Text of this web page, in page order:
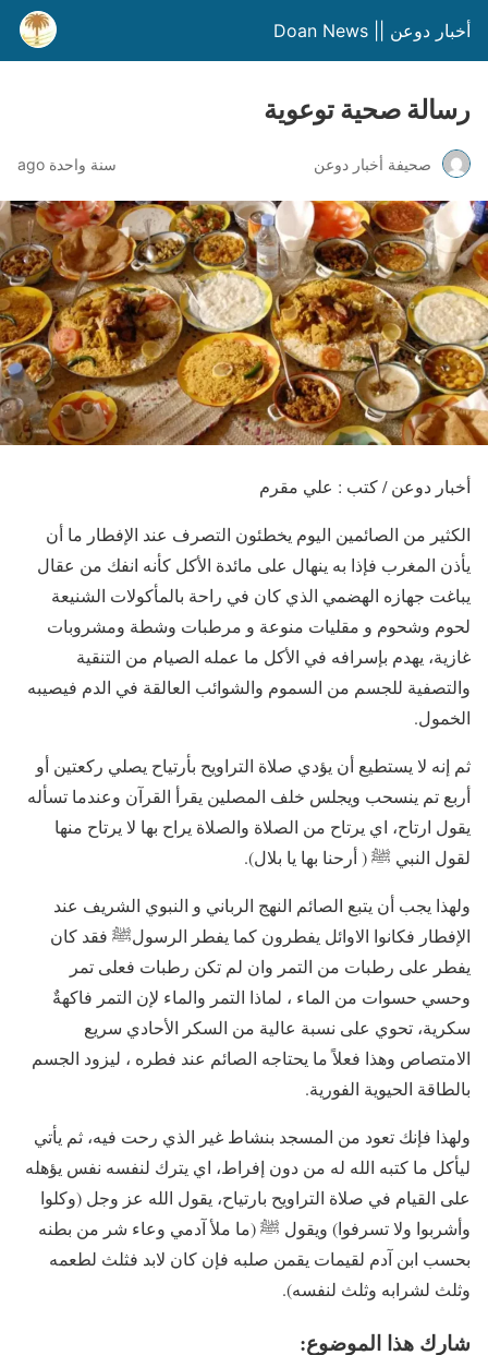
أخبار دوعن || Doan News
رسالة صحية توعوية
صحيفة أخبار دوعن سنة واحدة ago
أخبار دوعن / كتب : علي مقرم
الكثير من الصائمين اليوم يخطئون التصرف عند الإفطار ما أن
يأذن المغرب فإذا به ينهال على مائدة الأكل كأنه انفك من عقال
يباغت جهازه الهضمي الذي كان في راحة بالمأكولات الشنيعة
لحوم وشحوم و مقليات منوعة و مرطبات وشطة ومشروبات
غازية، يهدم بإسرافه في الأكل ما عمله الصيام من التنقية
والتصفية للجسم من السموم والشوائب العالقة في الدم فيصيبه
الخمول.
ثم إنه لا يستطيع أن يؤدي صلاة التراويح بأرتياح يصلي ركعتين أو
أربع تم ينسحب ويجلس خلف المصلين يقرأ القرآن وعندما تسأله
يقول ارتاح، اي يرتاح من الصلاة والصلاة يراح بها لا يرتاح منها
لقول النبي ﷺ ( أرحنا بها يا بلال).
ولهذا يجب أن يتبع الصائم النهج الرباني و النبوي الشريف عند
الإفطار فكانوا الاوائل يفطرون كما يفطر الرسولﷺ فقد كان
يفطر على رطبات من التمر وان لم تكن رطبات فعلى تمر
وحسي حسوات من الماء ، لماذا التمر والماء لإن التمر فاكهةٌ
سكرية، تحوي على نسبة عالية من السكر الأحادي سريع
الامتصاص وهذا فعلاً ما يحتاجه الصائم عند فطره ، ليزود الجسم
بالطاقة الحيوية الفورية.
ولهذا فإنك تعود من المسجد بنشاط غير الذي رحت فيه، ثم يأتي
ليأكل ما كتبه الله له من دون إفراط، اي يترك لنفسه نفس يؤهله
على القيام في صلاة التراويح بارتياح، يقول الله عز وجل (وكلوا
وأشربوا ولا تسرفوا) ويقول ﷺ (ما ملأ آدمي وعاء شر من بطنه
بحسب ابن آدم لقيمات يقمن صلبه فإن كان لابد فثلث لطعمه
وثلث لشرابه وثلث لنفسه).
شارك هذا الموضوع: